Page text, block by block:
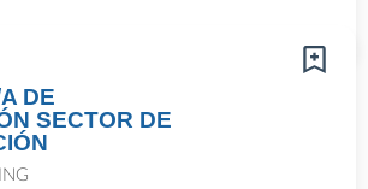
DE
SECTOR DE